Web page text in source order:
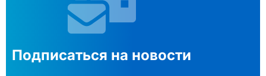
Подписаться на новости